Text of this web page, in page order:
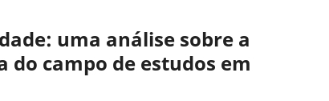
uma análise sobre a
do campo de estudos em